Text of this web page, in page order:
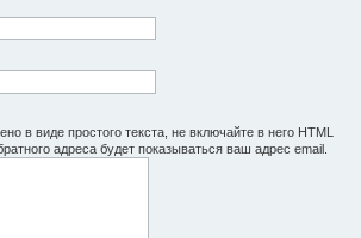
в виде простого текста, не включайте в него HTML
адреса будет показываться ваш адрес email.